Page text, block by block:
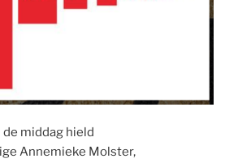
middag hield
Annemieke Molster,